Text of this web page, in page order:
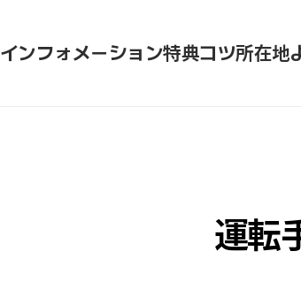
インフォメーション特典コツ所在地
運転